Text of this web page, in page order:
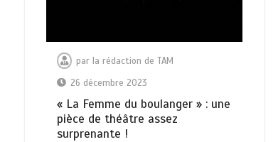
par la rédaction de TAM
26 décembre 2023
« La Femme du boulanger » : une
pièce de théâtre assez
surprenante !